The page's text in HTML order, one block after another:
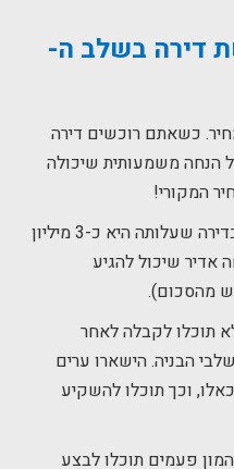
דירה בשלב ה-
כשאתם רוכשים דירה
הנחה משמעותית שיכולה
לדוגמא: במידה ואתם מתעניינים בדירה שעלותה היא כ-3 מיליון
אדיר שיכול להגיע
תוכלו לקבלה לאחר
הבניה. הישארו ערים
וכך תוכלו להשקיע
פעמים תוכלו לבצע